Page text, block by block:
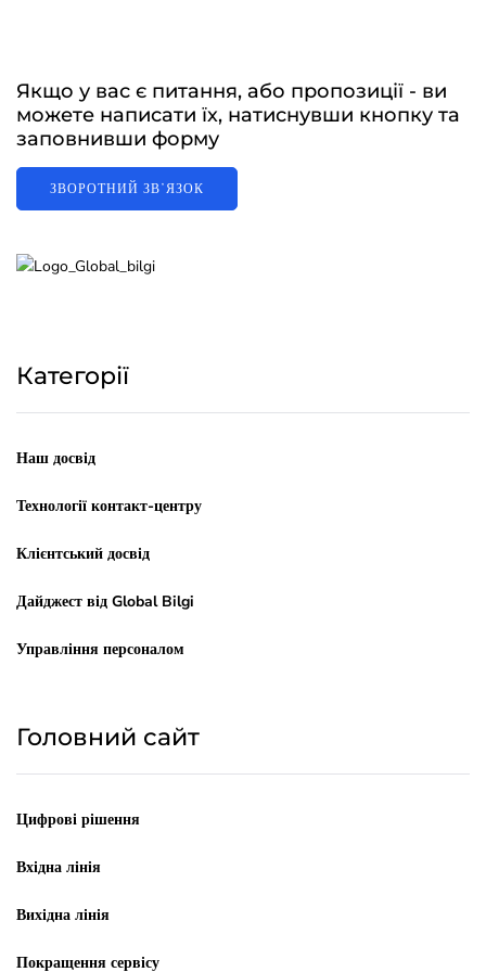
Якщо у вас є питання, або пропозиції - ви
можете написати їх, натиснувши кнопку та
заповнивши форму
ЗВОРОТНИЙ ЗВʼЯЗОК
Категорії
Наш досвід
Технології контакт-центру
Клієнтський досвід
Дайджест від Global Bilgi
Управління персоналом
Головний сайт
Цифрові рішення
Вхідна лінія
Вихідна лінія
Покращення сервісу